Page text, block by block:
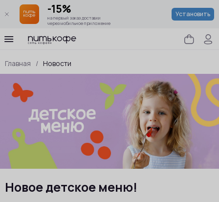
-15%
на первый заказ доставки
через мобильное приложение
Установить
Главная / Новости
Новое детское меню!